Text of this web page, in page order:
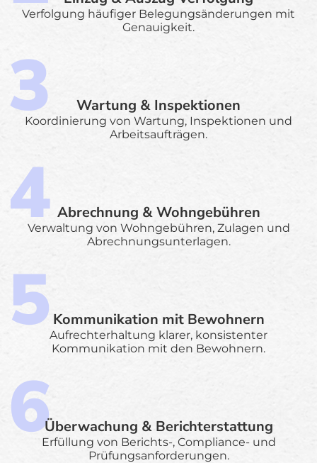
Verfolgung häufiger Belegungsänderungen mit
Genauigkeit.
Wartung & Inspektionen
Koordinierung von Wartung, Inspektionen und
Arbeitsaufträgen.
Abrechnung & Wohngebühren
Verwaltung von Wohngebühren, Zulagen und
Abrechnungsunterlagen.
Kommunikation mit Bewohnern
Aufrechterhaltung klarer, konsistenter
Kommunikation mit den Bewohnern.
Überwachung & Berichterstattung
Erfüllung von Berichts-, Compliance- und
Prüfungsanforderungen.